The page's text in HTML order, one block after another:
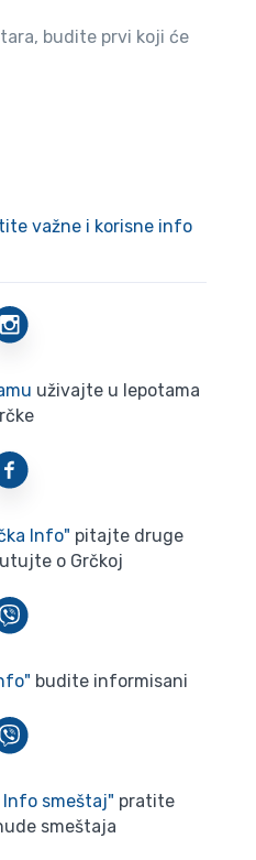
budite prvi koji će
važne i korisne info
uživajte u lepotama
Info" pitajte druge
o Grčkoj
budite informisani
Info smeštaj" pratite
smeštaja